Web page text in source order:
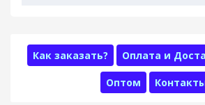
Как заказать? Оплата и
Оптом